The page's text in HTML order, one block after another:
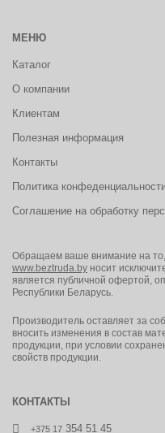
МЕНЮ
Каталог
О компании
Клиентам
Полезная информация
Контакты
Политика
Соглашение на обработку
Обращаем ваше внимание на
www.beztruda.by носит
является публичной офертой,
Республики Беларусь.
Производитель оставляет за
вносить изменения в состав
продукции, при условии
свойств продукции.
КОНТАКТЫ
+375 17 354 51 45